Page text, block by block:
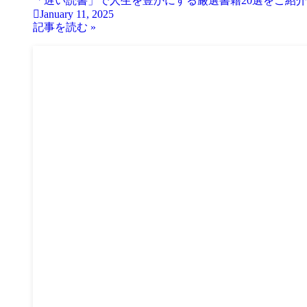
January 11, 2025